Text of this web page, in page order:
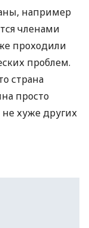
например
членами
проходили
проблем.
страна
просто
хуже других